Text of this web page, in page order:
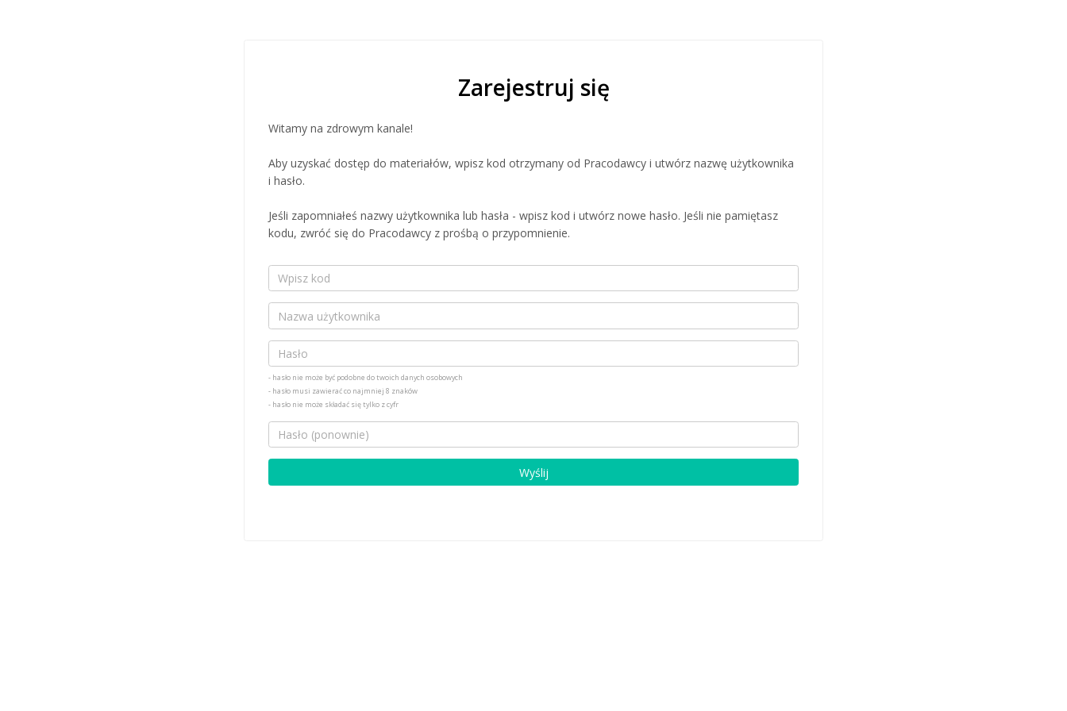
Zarejestruj się
Witamy na zdrowym kanale!
Aby uzyskać dostęp do materiałów, wpisz kod otrzymany od Pracodawcy i utwórz nazwę użytkownika
i hasło.
Jeśli zapomniałeś nazwy użytkownika lub hasła - wpisz kod i utwórz nowe hasło. Jeśli nie pamiętasz
kodu, zwróć się do Pracodawcy z prośbą o przypomnienie.
Wpisz kod
Nazwa użytkownika
Hasło
- hasło nie może być podobne do twoich danych osobowych
- hasło musi zawierać co najmniej 8 znaków
- hasło nie może składać się tylko z cyfr
Hasło (ponownie)
Wyślij